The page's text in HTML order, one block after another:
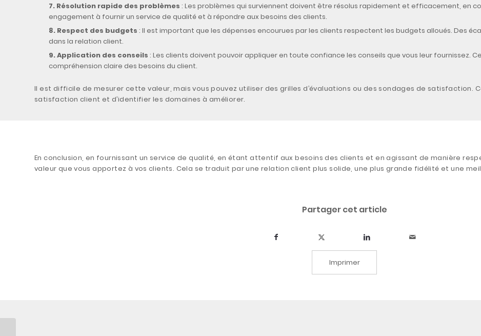
Résolution rapide des problèmes : Les problèmes qui surviennent doivent être résolus rapidement et efficacement, en
engagement à fournir un service de qualité et à répondre aux besoins des clients.
Respect des budgets : Il est important que les dépenses encourues par les clients respectent les budgets alloués. Des
dans la relation client.
Application des conseils : Les clients doivent pouvoir appliquer en toute confiance les conseils que vous leur fournissez.
compréhension claire des besoins du client.
Il est difficile de mesurer cette valeur, mais vous pouvez utiliser des grilles d’évaluations ou des sondages de satisfaction.
satisfaction client et d’identifier les domaines à améliorer.
En conclusion, en fournissant un service de qualité, en étant attentif aux besoins des clients et en agissant de manière
valeur que vous apportez à vos clients. Cela se traduit par une relation client plus solide, une plus grande fidélité et une
Partager cet article
Imprimer